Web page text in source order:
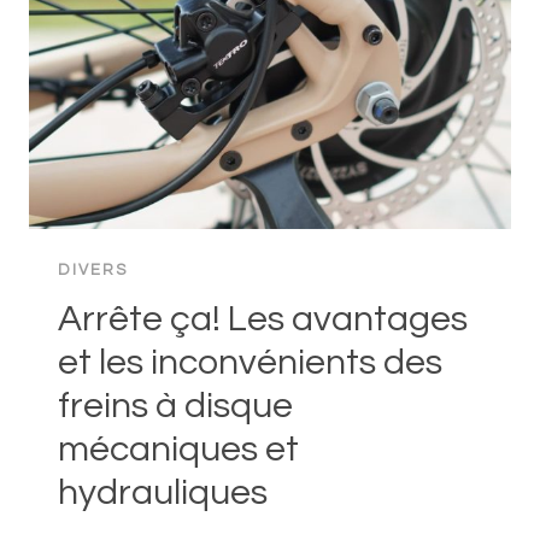
PLIANT
DIVERS
Arrête ça! Les avantages
et les inconvénients des
freins à disque
mécaniques et
hydrauliques